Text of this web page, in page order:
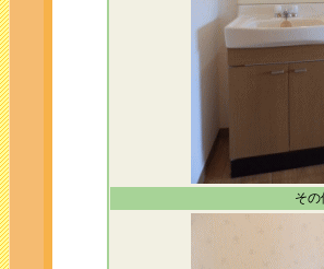
その